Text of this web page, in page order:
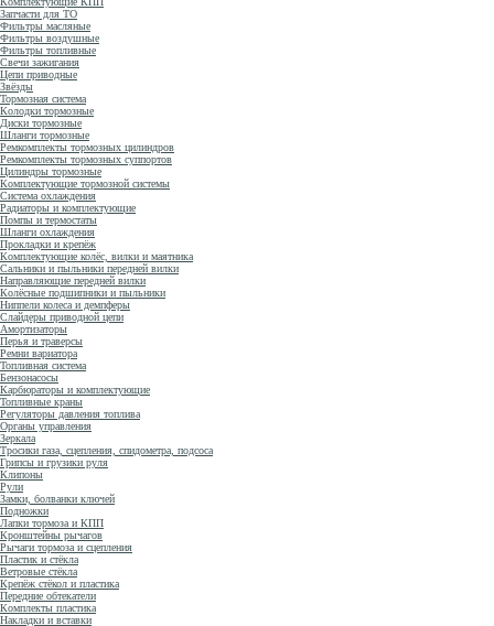
Запчасти для ТО
Фильтры масляные
Фильтры воздушные
Фильтры топливные
Свечи зажигания
Цепи приводные
Звёзды
Тормозная система
Колодки тормозные
Диски тормозные
Шланги тормозные
Ремкомплекты тормозных цилиндров
Ремкомплекты тормозных суппортов
Цилиндры тормозные
Комплектующие тормозной системы
Система охлаждения
Радиаторы и комплектующие
Помпы и термостаты
Шланги охлаждения
Прокладки и крепёж
Комплектующие колёс, вилки и маятника
Сальники и пыльники передней вилки
Направляющие передней вилки
Колёсные подшипники и пыльники
Ниппели колеса и демпферы
Слайдеры приводной цепи
Амортизаторы
Перья и траверсы
Ремни вариатора
Топливная система
Бензонасосы
Карбюраторы и комплектующие
Топливные краны
Регуляторы давления топлива
Органы управления
Зеркала
Тросики газа, сцепления, спидометра, подсоса
Грипсы и грузики руля
Клипоны
Рули
Замки, болванки ключей
Подножки
Лапки тормоза и КПП
Кронштейны рычагов
Рычаги тормоза и сцепления
Пластик и стёкла
Ветровые стёкла
Крепёж стёкол и пластика
Передние обтекатели
Комплекты пластика
Накладки и вставки